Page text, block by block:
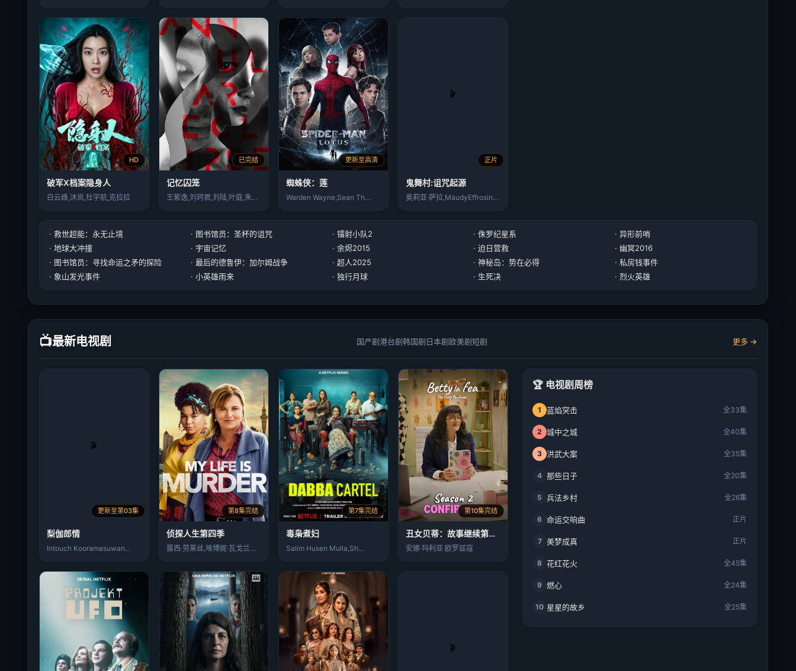
HD
破军X档案隐身人
白云峰,沐岚,杜宇航,克拉拉
已完结
记忆囚笼
王紫逸,刘珂君,刘陆,叶庭,朱洪洋
更新至高清
蜘蛛侠：莲
Warden Wayne,Sean Th…
正片
鬼舞村:诅咒起源
奥莉亚·萨拉,MaudyEffrosin…
· 救世超能：永无止境 · 图书馆员：圣杯的诅咒 · 镭射小队2 · 侏罗纪星系
· 异形前哨
· 地球大冲撞
· 宇宙记忆 · 余烬2015 · 迫日营救
· 幽冥2016
· 图书馆员：寻找命运之矛的探险
· 最后的德鲁伊：加尔姆战争 · 超人2025 · 神秘岛：势在必得
· 私房钱事件
· 象山发光事件
· 小英雄雨来 · 独行月球 · 生死决 · 烈火英雄
📺最新电视剧 国产剧港台剧韩国剧日本剧欧美剧短剧 更多 →
更新至第03集
梨伽郎情
Intouch Kooramasuwan…
第8集完结
侦探人生第四季
露西·劳莱丝,埃博妮·瓦戈兰斯,Rawi…
第7集完结
毒枭煮妇
Salim Husen Mulla,Sh…
第10集完结
丑女贝蒂：故事继续第二季
安娜·玛利亚·欧罗兹寇
🏆 电视剧周榜
1 蓝焰突击 全33集
2 城中之城 全40集
3 洪武大案 全35集
4 那些日子 全20集
5 兵法乡村 全26集
6 命运交响曲 正片
7 美梦成真 正片
8 花红花火 全45集
9 燃心 全24集
10 星星的故乡 全25集